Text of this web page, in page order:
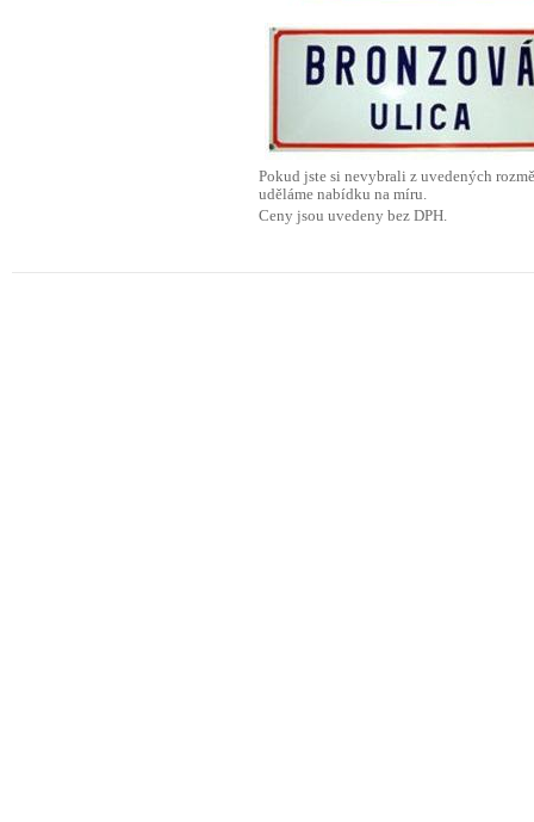
Pokud jste si nevybrali z uvedených
uděláme nabídku na míru.
Ceny jsou uvedeny bez DPH.